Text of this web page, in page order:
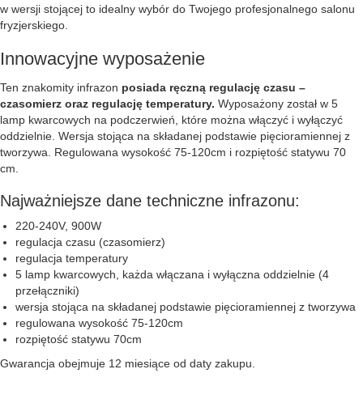
w wersji stojącej to idealny wybór do Twojego profesjonalnego salonu
fryzjerskiego.
Innowacyjne wyposażenie
Ten znakomity infrazon posiada ręczną regulację czasu –
czasomierz oraz regulację temperatury. Wyposażony został w 5
lamp kwarcowych na podczerwień, które można włączyć i wyłączyć
oddzielnie. Wersja stojąca na składanej podstawie pięcioramiennej z
tworzywa. Regulowana wysokość 75-120cm i rozpiętość statywu 70
cm.
Najważniejsze dane techniczne infrazonu:
220-240V, 900W
regulacja czasu (czasomierz)
regulacja temperatury
5 lamp kwarcowych, każda włączana i wyłączna oddzielnie (4
przełączniki)
wersja stojąca na składanej podstawie pięcioramiennej z tworzywa
regulowana wysokość 75-120cm
rozpiętość statywu 70cm
Gwarancja obejmuje 12 miesiące od daty zakupu.